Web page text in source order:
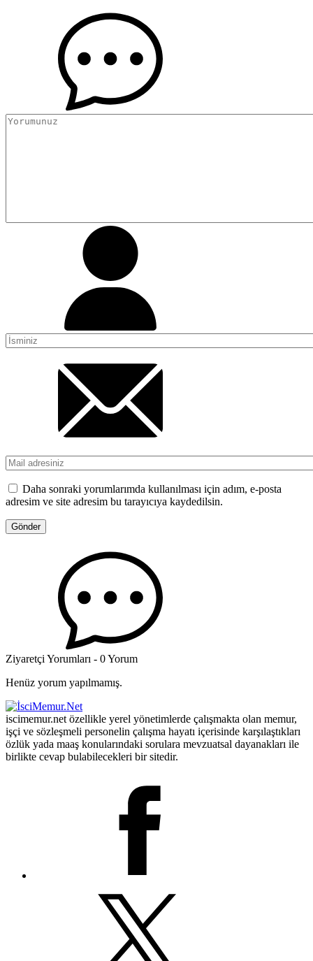
Daha sonraki yorumlarımda kullanılması için adım, e-posta
adresim ve site adresim bu tarayıcıya kaydedilsin.
Ziyaretçi Yorumları - 0 Yorum
Henüz yorum yapılmamış.
iscimemur.net özellikle yerel yönetimlerde çalışmakta olan memur,
işçi ve sözleşmeli personelin çalışma hayatı içerisinde karşılaştıkları
özlük yada maaş konularındaki sorulara mevzuatsal dayanakları ile
birlikte cevap bulabilecekleri bir sitedir.